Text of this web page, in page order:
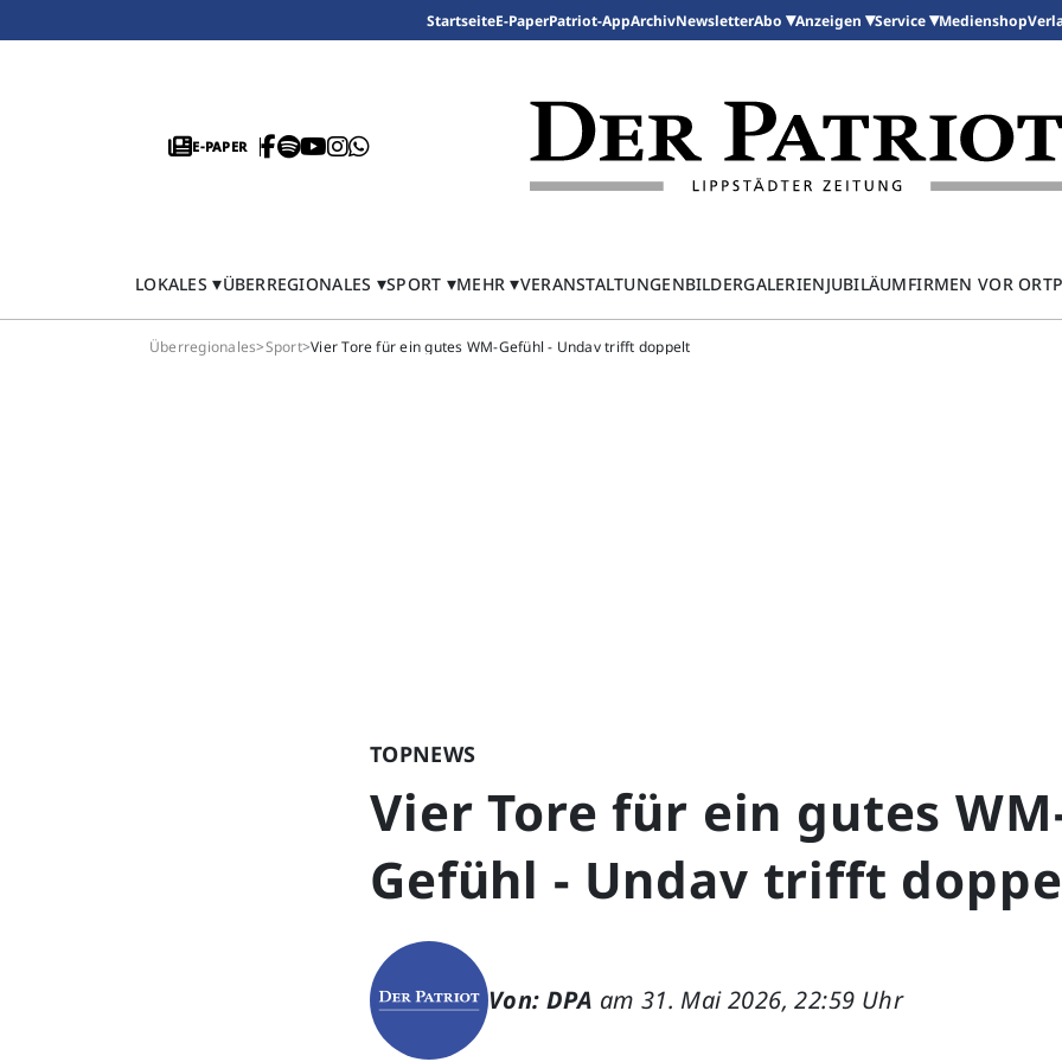
StartseiteE-PaperPatriot-AppArchivNewsletterAbo Anzeigen Service Medienshop
E-PAPER
LOKALES ÜBERREGIONALES SPORT MEHR VERANSTALTUNGENBILDERGALERIENJUBILÄUMFIRMEN VOR ORT
Überregionales>Sport>Vier Tore für ein gutes WM-Gefühl - Undav trifft doppelt
TOPNEWS
Vier Tore für ein gutes
Gefühl - Undav trifft
Von: DPA am 31. Mai 2026, 22:59 Uhr